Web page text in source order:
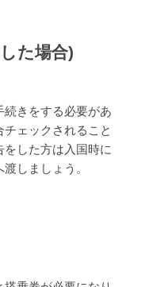
た場合)
続きをする必要があ
ェックされること
した方は入国時に
しましょう。